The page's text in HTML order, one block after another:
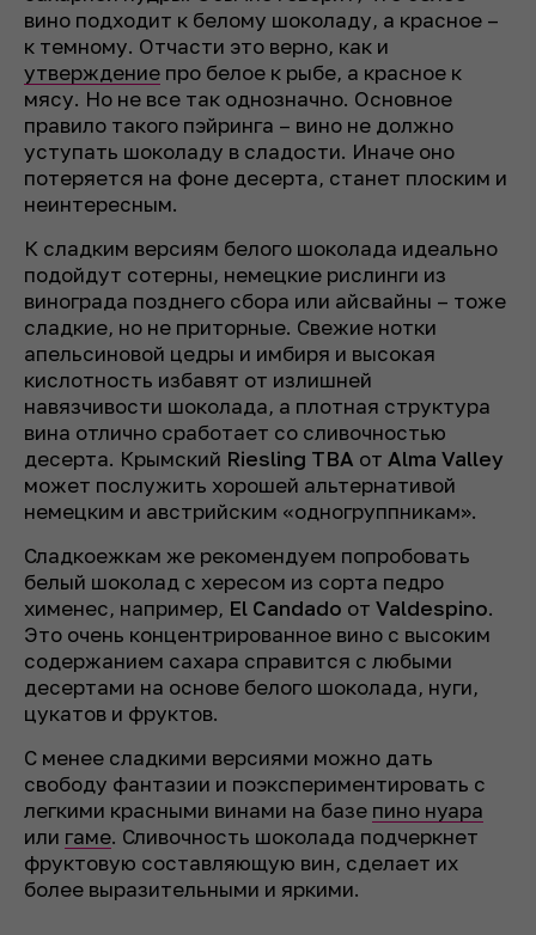
вино подходит к белому шоколаду, а красное –
к темному. Отчасти это верно, как и
утверждение про белое к рыбе, а красное к
мясу. Но не все так однозначно. Основное
правило такого пэйринга – вино не должно
уступать шоколаду в сладости. Иначе оно
потеряется на фоне десерта, станет плоским и
неинтересным.
К сладким версиям белого шоколада идеально
подойдут сотерны, немецкие рислинги из
винограда позднего сбора или айсвайны – тоже
сладкие, но не приторные. Свежие нотки
апельсиновой цедры и имбиря и высокая
кислотность избавят от излишней
навязчивости шоколада, а плотная структура
вина отлично сработает со сливочностью
десерта. Крымский Riesling TBA от Alma Valley
может послужить хорошей альтернативой
немецким и австрийским «одногруппникам».
Сладкоежкам же рекомендуем попробовать
белый шоколад с хересом из сорта педро
хименес, например, El Candado от Valdespino.
Это очень концентрированное вино с высоким
содержанием сахара справится с любыми
десертами на основе белого шоколада, нуги,
цукатов и фруктов.
С менее сладкими версиями можно дать
свободу фантазии и поэкспериментировать с
легкими красными винами на базе пино нуара
или гаме. Сливочность шоколада подчеркнет
фруктовую составляющую вин, сделает их
более выразительными и яркими.